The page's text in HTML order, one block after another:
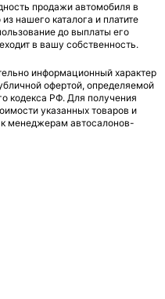
продажи автомобиля в
нашего каталога и платите
до выплаты его
в вашу собственность.
информационный характер
офертой, определяемой
кодекса РФ. Для получения
указанных товаров и
менеджерам автосалонов-